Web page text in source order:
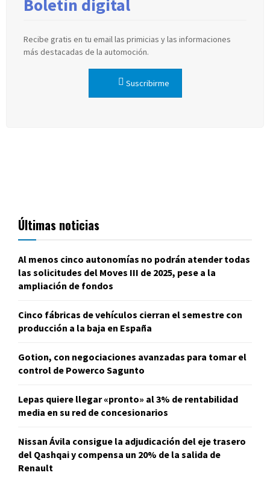
Boletín digital
Recibe gratis en tu email las primicias y las informaciones
más destacadas de la automoción.
Suscribirme
Últimas noticias
Al menos cinco autonomías no podrán atender todas
las solicitudes del Moves III de 2025, pese a la
ampliación de fondos
Cinco fábricas de vehículos cierran el semestre con
producción a la baja en España
Gotion, con negociaciones avanzadas para tomar el
control de Powerco Sagunto
Lepas quiere llegar «pronto» al 3% de rentabilidad
media en su red de concesionarios
Nissan Ávila consigue la adjudicación del eje trasero
del Qashqai y compensa un 20% de la salida de
Renault